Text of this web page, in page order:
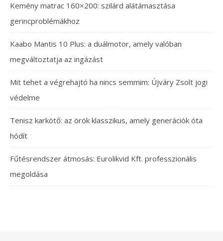
Kemény matrac 160×200: szilárd alátámasztása
gerincproblémákhoz
Kaabo Mantis 10 Plus: a duálmotor, amely valóban
megváltoztatja az ingázást
Mit tehet a végrehajtó ha nincs semmim: Újváry Zsolt jogi
védelme
Tenisz karkötő: az örök klasszikus, amely generációk óta
hódít
Fűtésrendszer átmosás: Eurolikvid Kft. professzionális
megoldása